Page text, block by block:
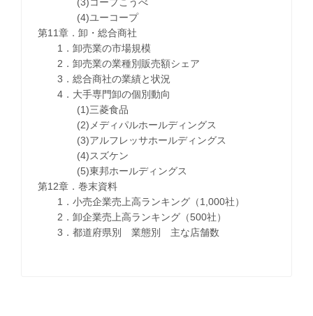
(3)コープこうべ
(4)ユーコープ
第11章．卸・総合商社
1．卸売業の市場規模
2．卸売業の業種別販売額シェア
3．総合商社の業績と状況
4．大手専門卸の個別動向
(1)三菱食品
(2)メディパルホールディングス
(3)アルフレッサホールディングス
(4)スズケン
(5)東邦ホールディングス
第12章．巻末資料
1．小売企業売上高ランキング（1,000社）
2．卸企業売上高ランキング（500社）
3．都道府県別 業態別 主な店舗数